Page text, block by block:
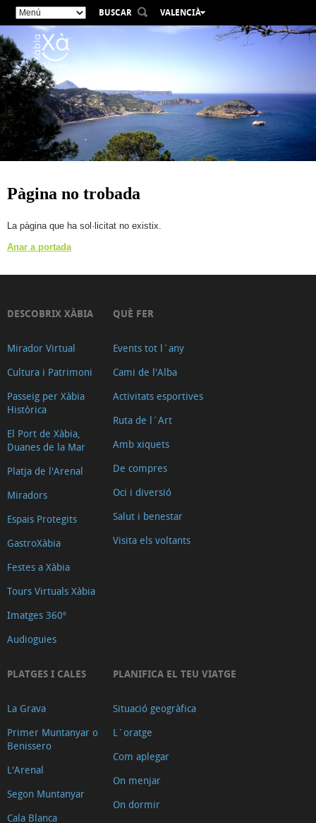
BUSCAR
VALENCIÀ
ESPAÑOL
DEUTSCH
РУССКИЙ
Pàgina no trobada
La pàgina que ha sol·licitat no existix.
Anar a portada
DESCOBRIX XÀBIA
Mirador Virtual
Cultura i Patrimoni
Passeig per Xàbia
Històrica
El Port de Xàbia,
Duanes de la Mar
Platja de l'Arenal
Miradors
Espais Protegits
GastroXàbia
Festes a Xàbia
Tours Virtuals Xàbia
Imatges 360º
Audioguies
QUÈ FER
Events tot l´any
Cami de l'Alba
Activitats esportives
Ruta de l´Art
Amb xiquets
De compres
Oci i diversió
Salut i benestar
Visita els voltants
PLATGES I CALES
La Grava
Primer Muntanyar o
Benissero
L'Arenal
Segon Muntanyar
Cala Blanca
PLANIFICA EL TEU VIATGE
Situació geogràfica
L´oratge
Com aplegar
On menjar
On dormir